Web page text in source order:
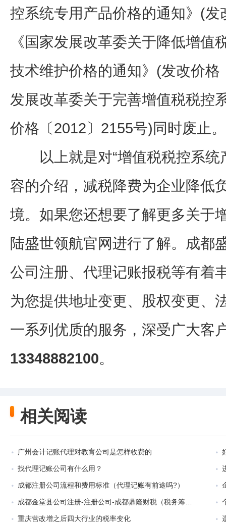
控系统专用产品价格的通知》(
《国家发展改革委关于降低增值
技术维护价格的通知》(发改价
发展改革委关于完善增值税税控
价格〔2012〕2155号)同时废止。
以上就是对“增值税税控系统
容的介绍，减税降费为企业降低
境。如果您还想要了解更多关于
陆盛世领航官网进行了解。成都
公司注册、代理记账报税等有着
为您提供地址变更、股权变更、
一系列优质的服务，深受广大客
13348882100。
相关阅读
广州会计记账代理对教育公司是怎样收费的
找代理记账公司有什么用？
成都注册公司流程和费用标准（代理记账有前途吗?）
成都金堂县公司注册-注册公司-成都鼎隆财税（税务筹划就业前景分析）
重庆营改增之后四大行业的税率变化